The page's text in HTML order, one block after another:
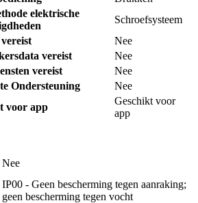
elektrische
Schroefsysteem
Nee
vereist
Nee
vereist
Nee
Ondersteuning
Nee
voor app
Geschikt voor
app
Nee
IP00 - Geen bescherming tegen aanraking;
geen bescherming tegen vocht